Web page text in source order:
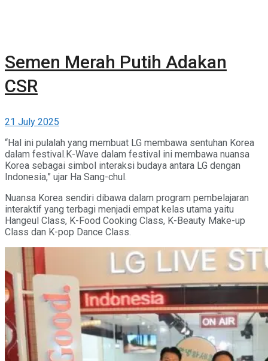
Semen Merah Putih Adakan
CSR
21 July 2025
“Hal ini pulalah yang membuat LG membawa sentuhan Korea
dalam festival.K-Wave dalam festival ini membawa nuansa
Korea sebagai simbol interaksi budaya antara LG dengan
Indonesia,” ujar Ha Sang-chul.
Nuansa Korea sendiri dibawa dalam program pembelajaran
interaktif yang terbagi menjadi empat kelas utama yaitu
Hangeul Class, K-Food Cooking Class, K-Beauty Make-up
Class dan K-pop Dance Class.